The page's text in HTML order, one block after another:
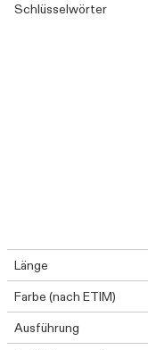
Schlüsselwörter
Länge
Farbe (nach ETIM)
Ausführung